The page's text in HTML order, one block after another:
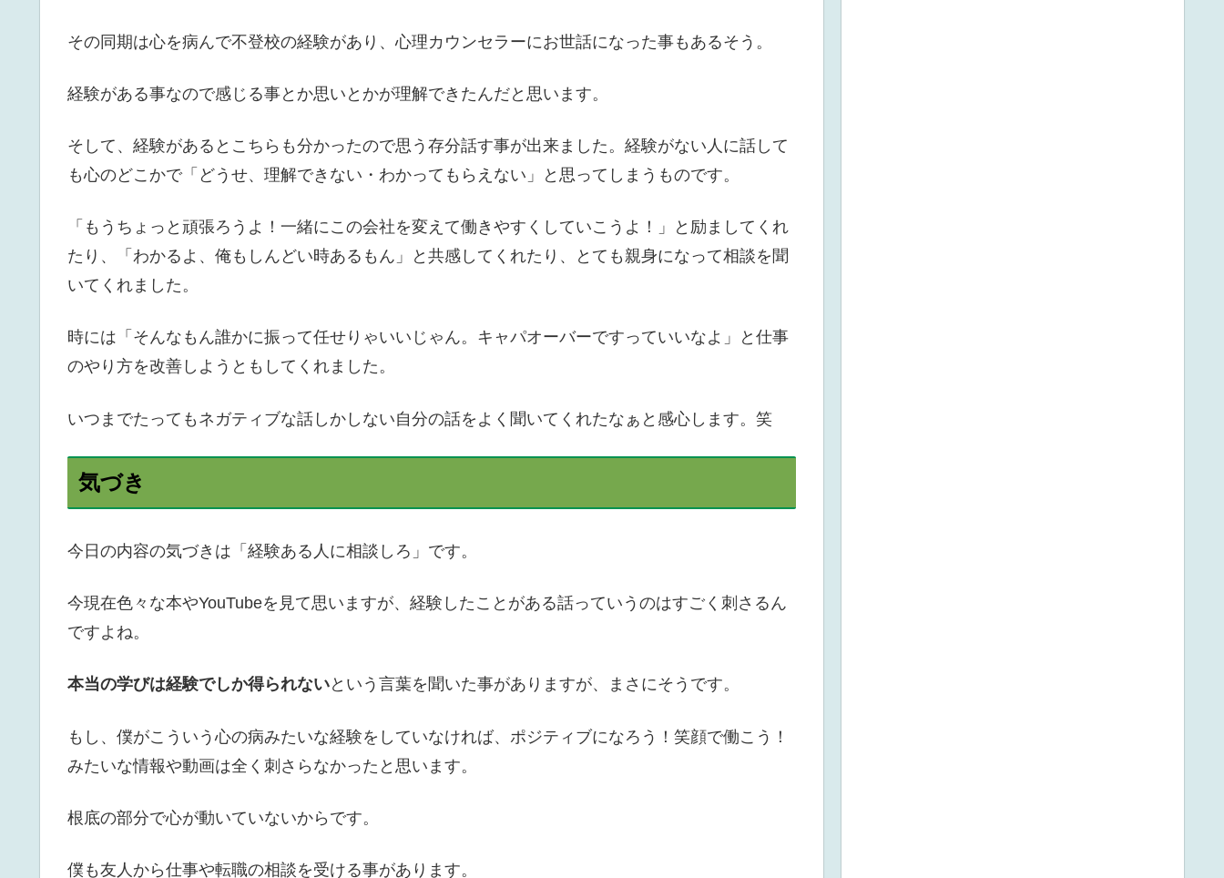
その同期は心を病んで不登校の経験があり、心理カウンセラーにお世話になった事もあるそう。
経験がある事なので感じる事とか思いとかが理解できたんだと思います。
そして、経験があるとこちらも分かったので思う存分話す事が出来ました。経験がない人に話して
も心のどこかで「どうせ、理解できない・わかってもらえない」と思ってしまうものです。
「もうちょっと頑張ろうよ！一緒にこの会社を変えて働きやすくしていこうよ！」と励ましてくれ
たり、「わかるよ、俺もしんどい時あるもん」と共感してくれたり、とても親身になって相談を聞
いてくれました。
時には「そんなもん誰かに振って任せりゃいいじゃん。キャパオーバーですっていいなよ」と仕事
のやり方を改善しようともしてくれました。
いつまでたってもネガティブな話しかしない自分の話をよく聞いてくれたなぁと感心します。笑
気づき
今日の内容の気づきは「経験ある人に相談しろ」です。
今現在色々な本やYouTubeを見て思いますが、経験したことがある話っていうのはすごく刺さるん
ですよね。
本当の学びは経験でしか得られないという言葉を聞いた事がありますが、まさにそうです。
もし、僕がこういう心の病みたいな経験をしていなければ、ポジティブになろう！笑顔で働こう！
みたいな情報や動画は全く刺さらなかったと思います。
根底の部分で心が動いていないからです。
僕も友人から仕事や転職の相談を受ける事があります。